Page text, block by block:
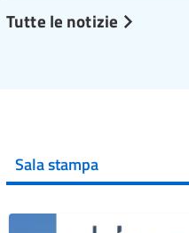
Tutte le notizie
Sala stampa